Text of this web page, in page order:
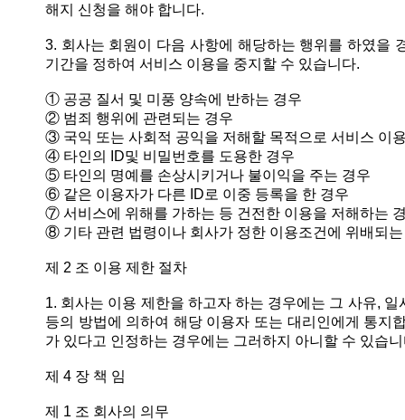
해지 신청을 해야 합니다.
3. 회사는 회원이 다음 사항에 해당하는 행위를 하였을
기간을 정하여 서비스 이용을 중지할 수 있습니다.
① 공공 질서 및 미풍 양속에 반하는 경우
② 범죄 행위에 관련되는 경우
③ 국익 또는 사회적 공익을 저해할 목적으로 서비스 이
④ 타인의 ID및 비밀번호를 도용한 경우
⑤ 타인의 명예를 손상시키거나 불이익을 주는 경우
⑥ 같은 이용자가 다른 ID로 이중 등록을 한 경우
⑦ 서비스에 위해를 가하는 등 건전한 이용을 저해하는
⑧ 기타 관련 법령이나 회사가 정한 이용조건에 위배되
제 2 조 이용 제한 절차
1. 회사는 이용 제한을 하고자 하는 경우에는 그 사유,
등의 방법에 의하여 해당 이용자 또는 대리인에게 통지
가 있다고 인정하는 경우에는 그러하지 아니할 수 있습
제 4 장 책 임
제 1 조 회사의 의무